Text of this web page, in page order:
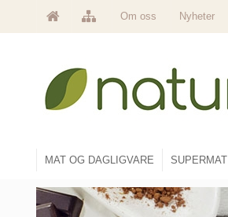
Om oss Nyheter
MAT OG DAGLIGVARE SUPERMAT